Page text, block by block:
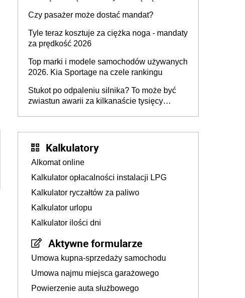
Czy pasażer może dostać mandat?
Tyle teraz kosztuje za ciężka noga - mandaty
za prędkość 2026
Top marki i modele samochodów używanych
2026. Kia Sportage na czele rankingu
Stukot po odpaleniu silnika? To może być
zwiastun awarii za kilkanaście tysięcy
Kalkulatory
Alkomat online
Kalkulator opłacalności instalacji LPG
Kalkulator ryczałtów za paliwo
Kalkulator urlopu
Kalkulator ilości dni
Aktywne formularze
Umowa kupna-sprzedaży samochodu
Umowa najmu miejsca garażowego
Powierzenie auta służbowego